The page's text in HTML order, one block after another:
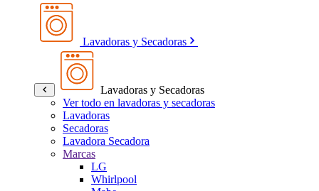
Lavadoras y Secadoras
Lavadoras y Secadoras
Ver todo en lavadoras y secadoras
Lavadoras
Secadoras
Lavadora Secadora
Marcas
LG
Whirlpool